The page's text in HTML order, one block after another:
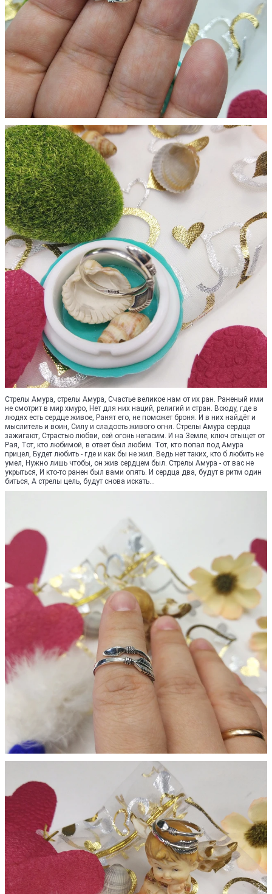
Стрелы Амура, стрелы Амура, Счастье великое нам от их ран. Раненый ими
не смотрит в мир хмуро, Нет для них наций, религий и стран. Всюду, где в
людях есть сердце живое, Ранят его, не поможет броня. И в них найдёт и
мыслитель и воин, Силу и сладость живого огня. Стрелы Амура сердца
зажигают, Страстью любви, сей огонь негасим. И на Земле, ключ отыщет от
Рая, Тот, кто любимой, в ответ был любим. Тот, кто попал под Амура
прицел, Будет любить - где и как бы не жил. Ведь нет таких, кто б любить не
умел, Нужно лишь чтобы, он жив сердцем был. Стрелы Амура - от вас не
укрыться, И кто-то ранен был вами опять. И сердца два, будут в ритм один
биться, А стрелы цель, будут снова искать...